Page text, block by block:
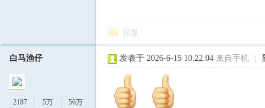
回复
白马渔仔
2187
5万
56万
发表于 2026-6-15 10:22:04 来自手机